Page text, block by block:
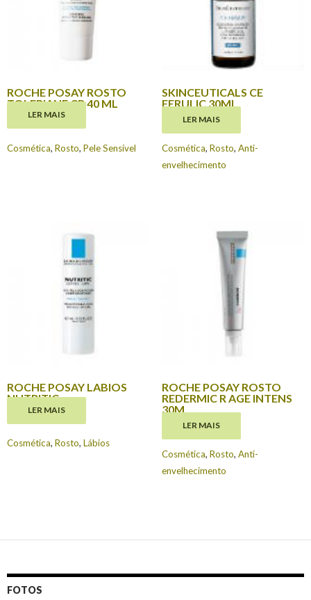
ROCHE POSAY ROSTO
TOLERIANE CR 40 ML
18.65
LER MAIS
Cosmética, Rosto, Pele Sensível
SKINCEUTICALS CE
FERULIC 30ML
129.00
LER MAIS
Cosmética, Rosto, Anti-
envelhecimento
ROCHE POSAY LABIOS
NUTRITIC
7.75
LER MAIS
Cosmética, Rosto, Lábios
ROCHE POSAY ROSTO
REDERMIC R AGE INTENS
30M
26.25LER MAIS
Cosmética, Rosto, Anti-
envelhecimento
FOTOS